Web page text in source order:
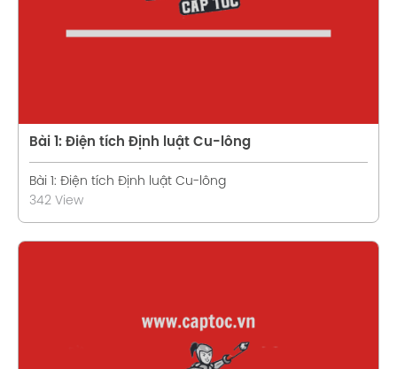
Bài 1: Điện tích Định luật Cu-lông
Bài 1: Điện tích Định luật Cu-lông
342 View